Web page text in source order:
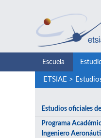
Escuela
ETSIAE >
Estudios oficiales
Programa
Ingeniero